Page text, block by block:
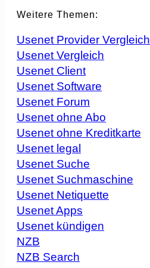
Weitere Themen:
Usenet Provider Vergleich
Usenet Vergleich
Usenet Client
Usenet Software
Usenet Forum
Usenet ohne Abo
Usenet ohne Kreditkarte
Usenet legal
Usenet Suche
Usenet Suchmaschine
Usenet Netiquette
Usenet Apps
Usenet kündigen
NZB
NZB Search